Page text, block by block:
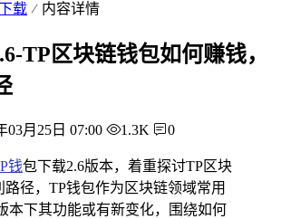
载 内容详情
TP区块链钱包如何赚钱，
03月25日 07:00 1.3K 0
钱包下载2.6版本，着重探讨TP区块
径，TP钱包作为区块链领域常用
本下其功能或有新变化，围绕如何